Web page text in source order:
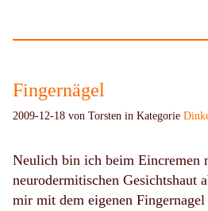
Fingernägel
2009-12-18 von Torsten in Kategorie
Neulich bin ich beim Eincremen
neurodermitischen Gesichtshaut
mir mit dem eigenen